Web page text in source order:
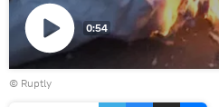
Воспроизвести
видео
0:54
© Ruptly